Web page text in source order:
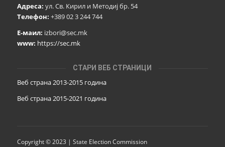
Адреса: ул. Св. Кирил и Методиј бр. 54
Телефон: +389 02 3 244 744
Е-маил: izbori@sec.mk
www: https://sec.mk
СТАРИ ВЕБ СТРАНИЦИ
Веб страна 2013-2015 година
Веб страна 2015-2021 година
Copyright © 2023 | State Election Commission